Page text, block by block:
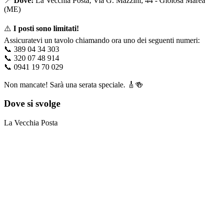
(ME)
⚠️ I posti sono limitati!
Assicuratevi un tavolo chiamando ora uno dei seguenti numeri:
📞 389 04 34 303
📞 320 07 48 914
📞 0941 19 70 029
Non mancate! Sarà una serata speciale. 🎸🍻
Dove si svolge
La Vecchia Posta